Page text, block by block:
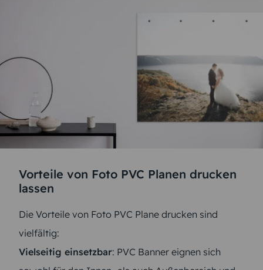
Vorteile von Foto PVC Planen drucken
lassen
Die Vorteile von Foto PVC Plane drucken sind
vielfältig:
Vielseitig einsetzbar: PVC Banner eignen sich